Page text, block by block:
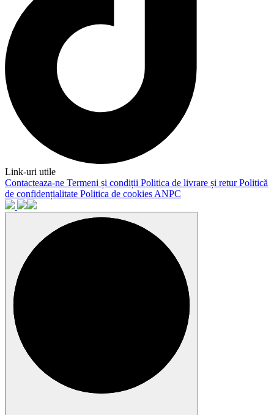
Link-uri utile
Contacteaza-ne Termeni și condiții Politica de livrare și returPolitică
de confidențialitate Politica de cookies ANPC